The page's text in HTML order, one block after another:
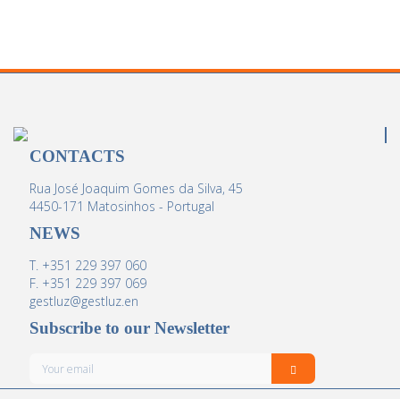
CONTACTS
Rua José Joaquim Gomes da Silva, 45
4450-171 Matosinhos - Portugal
NEWS
T. +351 229 397 060
F. +351 229 397 069
gestluz@gestluz.en
Subscribe to our Newsletter